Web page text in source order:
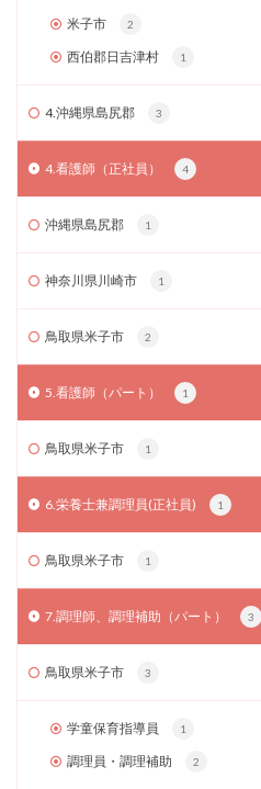
米子市 2
西伯郡日吉津村 1
4.沖縄県島尻郡 3
4.看護師（正社員） 4
沖縄県島尻郡 1
神奈川県川崎市 1
鳥取県米子市 2
5.看護師（パート） 1
鳥取県米子市 1
6.栄養士兼調理員(正社員) 1
鳥取県米子市 1
7.調理師、調理補助（パート） 3
鳥取県米子市 3
学童保育指導員 1
調理員・調理補助 2